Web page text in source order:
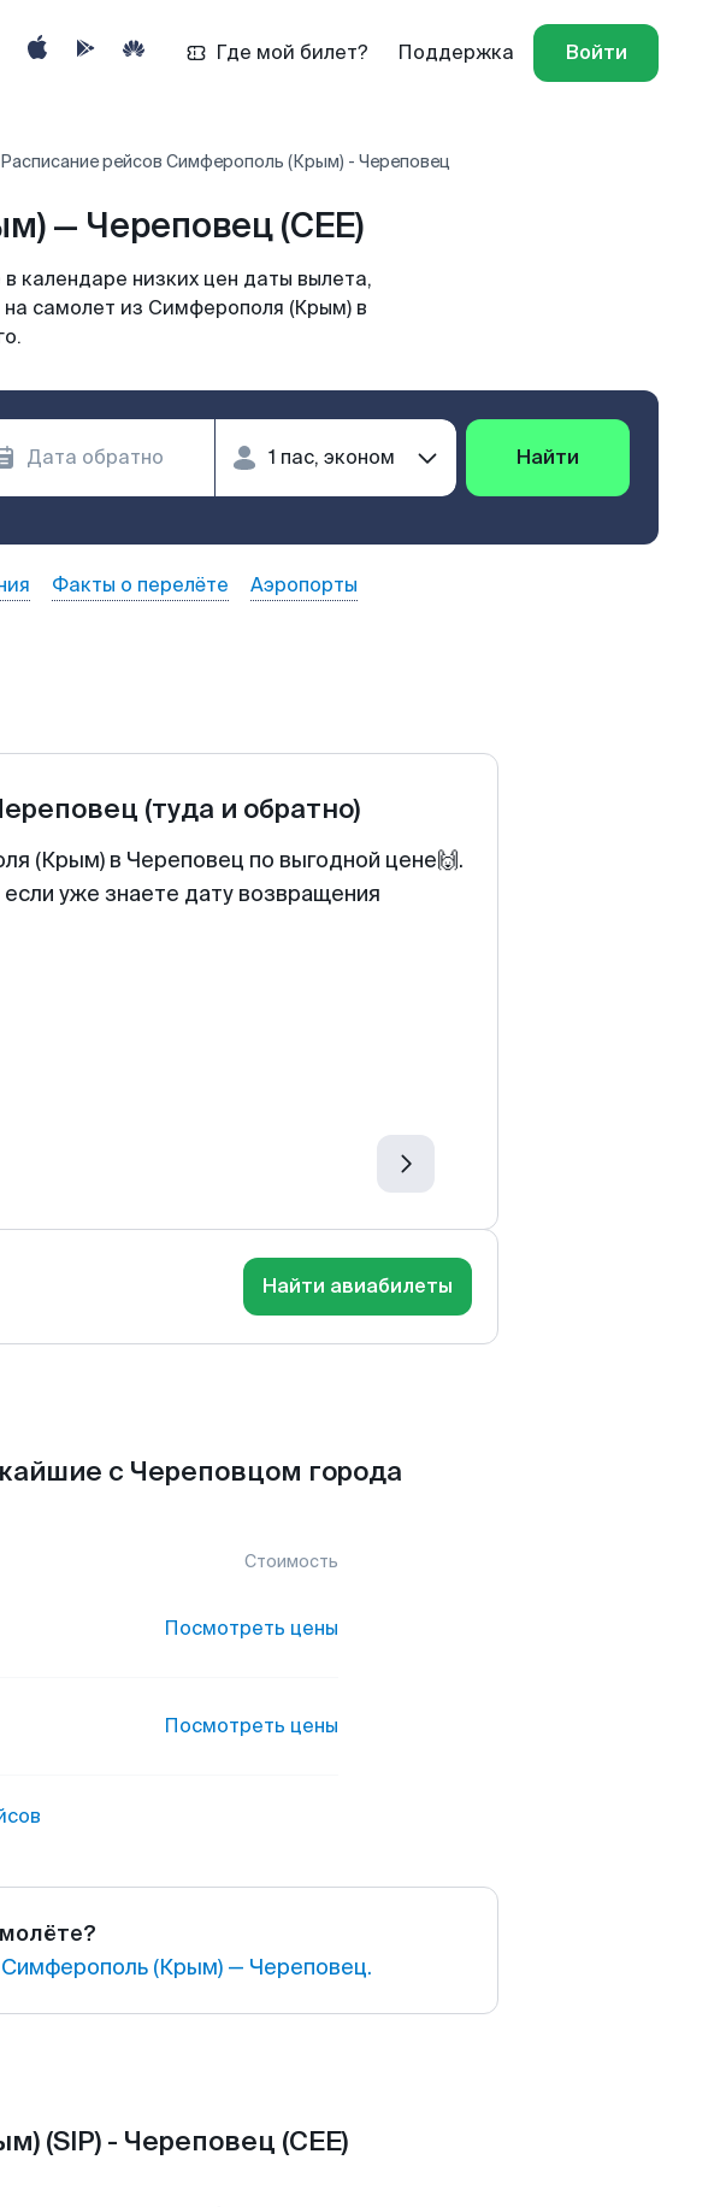
Где мой билет? Поддержка Войти
Расписание рейсов Симферополь (Крым) - Череповец
— Череповец (CEE)
календаре низких цен даты вылета,
на самолет из Симферополя (Крым) в
Найти
Факты о перелёте Аэропорты
(туда и обратно)
(Крым) в Череповец по выгодной цене🙌.
уже знаете дату возвращения
Найти авиабилеты
с Череповцом города
Стоимость
Посмотреть цены
Посмотреть цены
(Крым) — Череповец.
(SIP) - Череповец (CEE)